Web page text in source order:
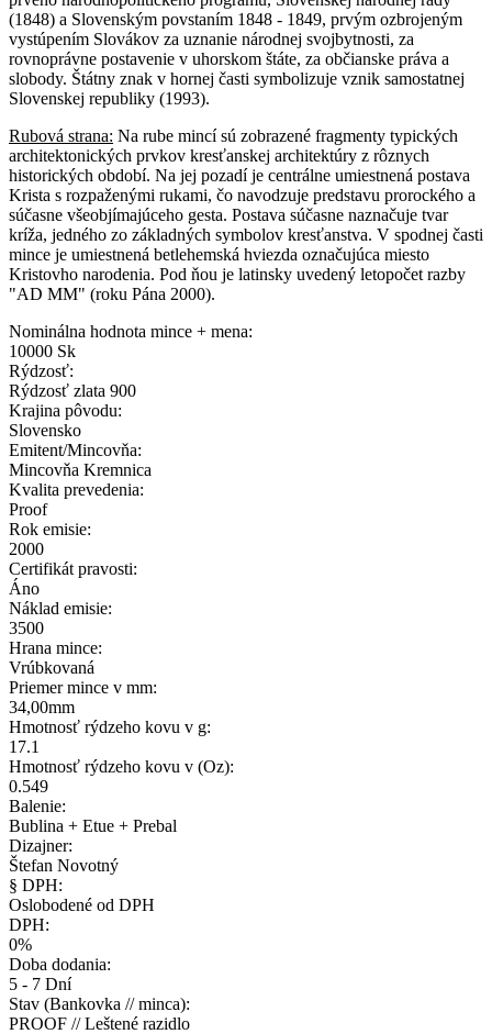
(1848) a Slovenským povstaním 1848 - 1849, prvým ozbrojeným
vystúpením Slovákov za uznanie národnej svojbytnosti, za
rovnoprávne postavenie v uhorskom štáte, za občianske práva a
slobody. Štátny znak v hornej časti symbolizuje vznik samostatnej
Slovenskej republiky (1993).
Rubová strana: Na rube mincí sú zobrazené fragmenty typických
architektonických prvkov kresťanskej architektúry z rôznych
historických období. Na jej pozadí je centrálne umiestnená postava
Krista s rozpaženými rukami, čo navodzuje predstavu prorockého a
súčasne všeobjímajúceho gesta. Postava súčasne naznačuje tvar
kríža, jedného zo základných symbolov kresťanstva. V spodnej časti
mince je umiestnená betlehemská hviezda označujúca miesto
Kristovho narodenia. Pod ňou je latinsky uvedený letopočet razby
"AD MM" (roku Pána 2000).
Nominálna hodnota mince + mena:
10000 Sk
Rýdzosť:
Rýdzosť zlata 900
Krajina pôvodu:
Slovensko
Emitent/Mincovňa:
Mincovňa Kremnica
Kvalita prevedenia:
Proof
Rok emisie:
2000
Certifikát pravosti:
Áno
Náklad emisie:
3500
Hrana mince:
Vrúbkovaná
Priemer mince v mm:
34,00mm
Hmotnosť rýdzeho kovu v g:
17.1
Hmotnosť rýdzeho kovu v (Oz):
0.549
Balenie:
Bublina + Etue + Prebal
Dizajner:
Štefan Novotný
§ DPH:
Oslobodené od DPH
DPH:
0%
Doba dodania:
5 - 7 Dní
Stav (Bankovka // minca):
PROOF // Leštené razidlo